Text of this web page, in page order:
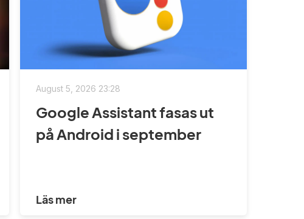
August 5, 2026 23:28
Google Assistant fasas ut
på Android i september
Läs mer